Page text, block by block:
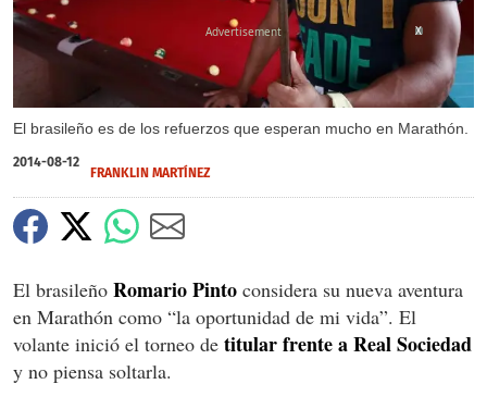
El brasileño es de los refuerzos que esperan mucho en Marathón.
X
2014-08-12
FRANKLIN MARTÍNEZ
El brasileño Romario Pinto considera su nueva aventura
en Marathón como “la oportunidad de mi vida”. El
volante inició el torneo de titular frente a Real Sociedad
y no piensa soltarla.